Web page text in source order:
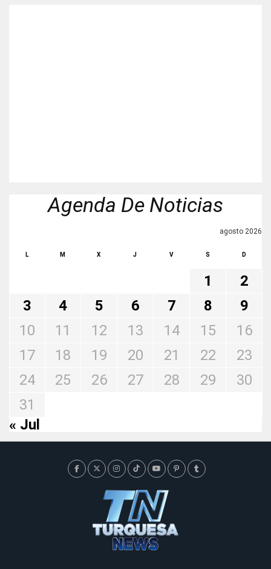
Agenda De Noticias
agosto 2026
L M X J V S D
1
2
3
4 5 6 7 8
9
10
11 12 13 14 15
16
17
18 19 20 21 22
23
24
25 26 27 28 29
30
31
« Jul